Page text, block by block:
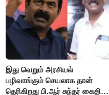
இது வெறும் அரசியல்
பழிவாங்கும் செயலாக தான்
தெரிகிறது பி.ஆர் சுந்தர் கைதிற்கு